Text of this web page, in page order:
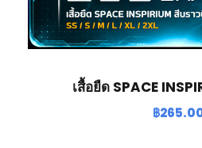
เสื้อยืด SPACE
฿